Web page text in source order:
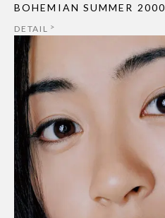
BOHEMIAN SUMMER 2000
DETAIL